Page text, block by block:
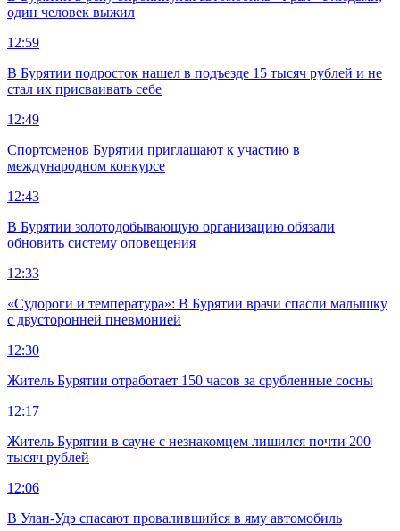
один человек выжил
12:59
В Бурятии подросток нашел в подъезде 15 тысяч рублей и не
стал их присваивать себе
12:49
Спортсменов Бурятии приглашают к участию в
международном конкурсе
12:43
В Бурятии золотодобывающую организацию обязали
обновить систему оповещения
12:33
«Судороги и температура»: В Бурятии врачи спасли малышку
с двусторонней пневмонией
12:30
Житель Бурятии отработает 150 часов за срубленные сосны
12:17
Житель Бурятии в сауне с незнакомцем лишился почти 200
тысяч рублей
12:06
В Улан-Удэ спасают провалившийся в яму автомобиль